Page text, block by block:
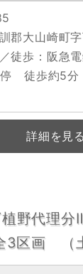
訓郡大山崎町
徒歩 ：阪急
停 徒歩約5分
詳細を見る
植野代理
区画 （土